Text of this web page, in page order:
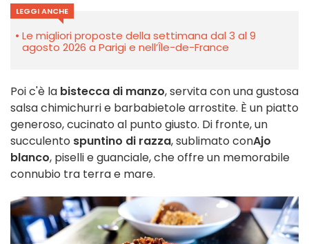
LEGGI ANCHE
Le migliori proposte della settimana dal 3 al 9
agosto 2026 a Parigi e nell’Île-de-France
Poi c'è la bistecca di manzo, servita con una gustosa
salsa chimichurri e barbabietole arrostite. È un piatto
generoso, cucinato al punto giusto. Di fronte, un
succulento spuntino di razza, sublimato conAjo
blanco, piselli e guanciale, che offre un memorabile
connubio tra terra e mare.